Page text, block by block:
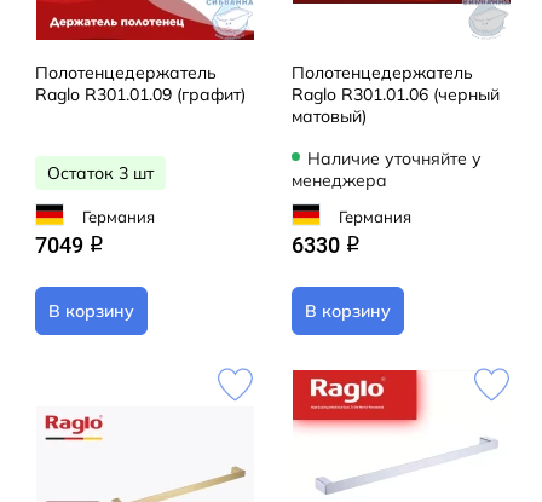
Полотенцедержатель
Raglo R301.01.09 (графит)
Остаток 3 шт
Германия
7049 q
В корзину
Полотенцедержатель
Raglo R301.01.06 (черный
матовый)
Наличие уточняйте у
менеджера
Германия
6330 q
В корзину